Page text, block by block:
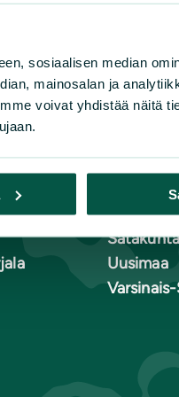
sosiaalisen median
mainosalan ja
voivat yhdistää näitä
piirit
Pohjois-
Pohjois-
Uusimaa